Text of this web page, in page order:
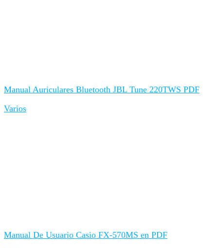
Manual Auriculares Bluetooth JBL Tune 220TWS PDF
Varios
Manual De Usuario Casio FX-570MS en PDF